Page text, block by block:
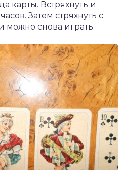
карты. Встряхнуть и
Затем стряхнуть с
можно снова играть.